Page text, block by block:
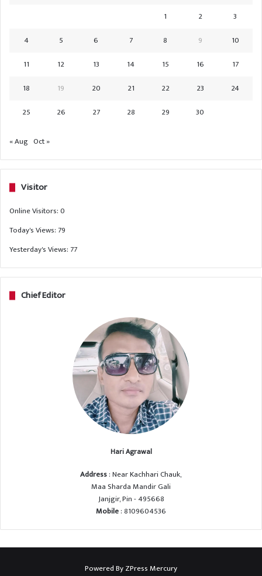
1
2
3
4
5 6 7 8 9
10
11
12 13 14 15 16
17
18
19 20 21 22 23
24
25
26 27 28 29 30
« Aug Oct »
Visitor
Online Visitors:0
Today's Views: 79
Yesterday's Views: 77
Chief Editor
Hari Agrawal
Address: Near Kachhari Chauk,
Maa Sharda Mandir Gali
Janjgir, Pin - 495668
Mobile: 8109604536
Powered ByZPress Mercury